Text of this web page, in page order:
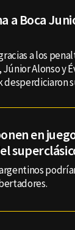
a Boca
a los
Alonso y
desperdiciaron
en